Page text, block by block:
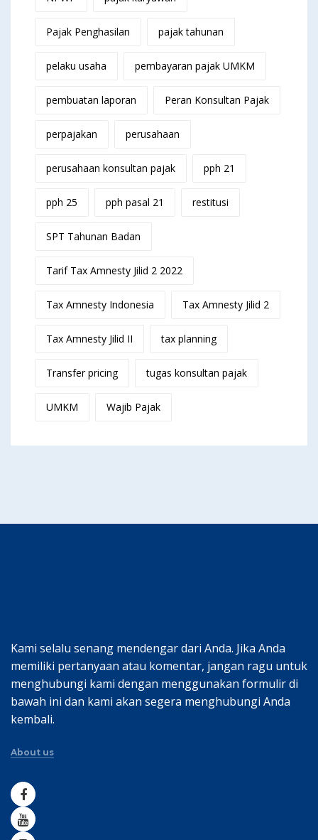
Pajak Penghasilan pajak tahunan
pelaku usaha pembayaran pajak UMKM
pembuatan laporan Peran Konsultan Pajak
perpajakan perusahaan
perusahaan konsultan pajak pph 21
pph 25 pph pasal 21 restitusi
SPT Tahunan Badan
Tarif Tax Amnesty Jilid 2 2022
Tax Amnesty Indonesia Tax Amnesty Jilid 2
Tax Amnesty Jilid II tax planning
Transfer pricing tugas konsultan pajak
UMKM Wajib Pajak
Kami selalu senang mendengar dari Anda. Jika Anda
memiliki pertanyaan atau komentar, jangan ragu untuk
menghubungi kami dengan menggunakan formulir di
bawah ini dan kami akan segera menghubungi Anda
kembali.
About us